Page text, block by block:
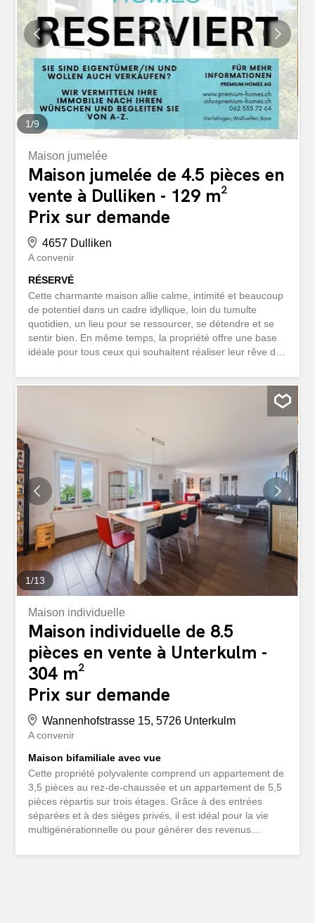
Une étude de faisabilité existante montre la possibilité de
construire un immeuble moderne de six appartements et
d’un appartement mansardé. Une occasion idéale pour
les investisseurs, les promoteurs et les maîtres d’œuvre
qui souhaitent exploiter au mieux le potentiel de cette
situation très recherchée. La commercialisation se fait par
appel d’offres. La remise des...
1/9
Maison jumelée
Maison jumelée de 4.5 pièces en
vente à Dulliken - 129 m²
Prix sur demande
4657 Dulliken
A convenir
RÉSERVÉ
Cette charmante maison allie calme, intimité et beaucoup
de potentiel dans un cadre idyllique, loin du tumulte
quotidien, un lieu pour se ressourcer, se détendre et se
sentir bien. En même temps, la propriété offre une base
idéale pour tous ceux qui souhaitent réaliser leur rêve de
leurs propres idées. À l’intérieur, vous attendent des
espaces qui vous procurent déjà aujourd’hui un agréable
passer des moments conviviaux en famille et entre amis,
tandis que la toilette séparée pour invités offre un confort
supplémentaire. Avec un peu de talent manuel et de
créativité, vous pouvez créer ici un foyer personnel qui
correspond à vos idées individuelles. Un véritable point
fort est le grand jardin, un havre de verdure avec
beaucoup d’espace pour se détendre, jouer ou passer
des moments...
1/13
Maison individuelle
Maison individuelle de 8.5
pièces en vente à Unterkulm -
304 m²
Prix sur demande
Wannenhofstrasse 15, 5726 Unterkulm
A convenir
Maison bifamiliale avec vue
Cette propriété polyvalente comprend un appartement de
3,5 pièces au rez-de-chaussée et un appartement de 5,5
pièces répartis sur trois étages. Grâce à des entrées
séparées et à des sièges privés, il est idéal pour la vie
multigénérationnelle ou pour générer des revenus
d’une serre chauffée. Au 1er et au 2e étage, un